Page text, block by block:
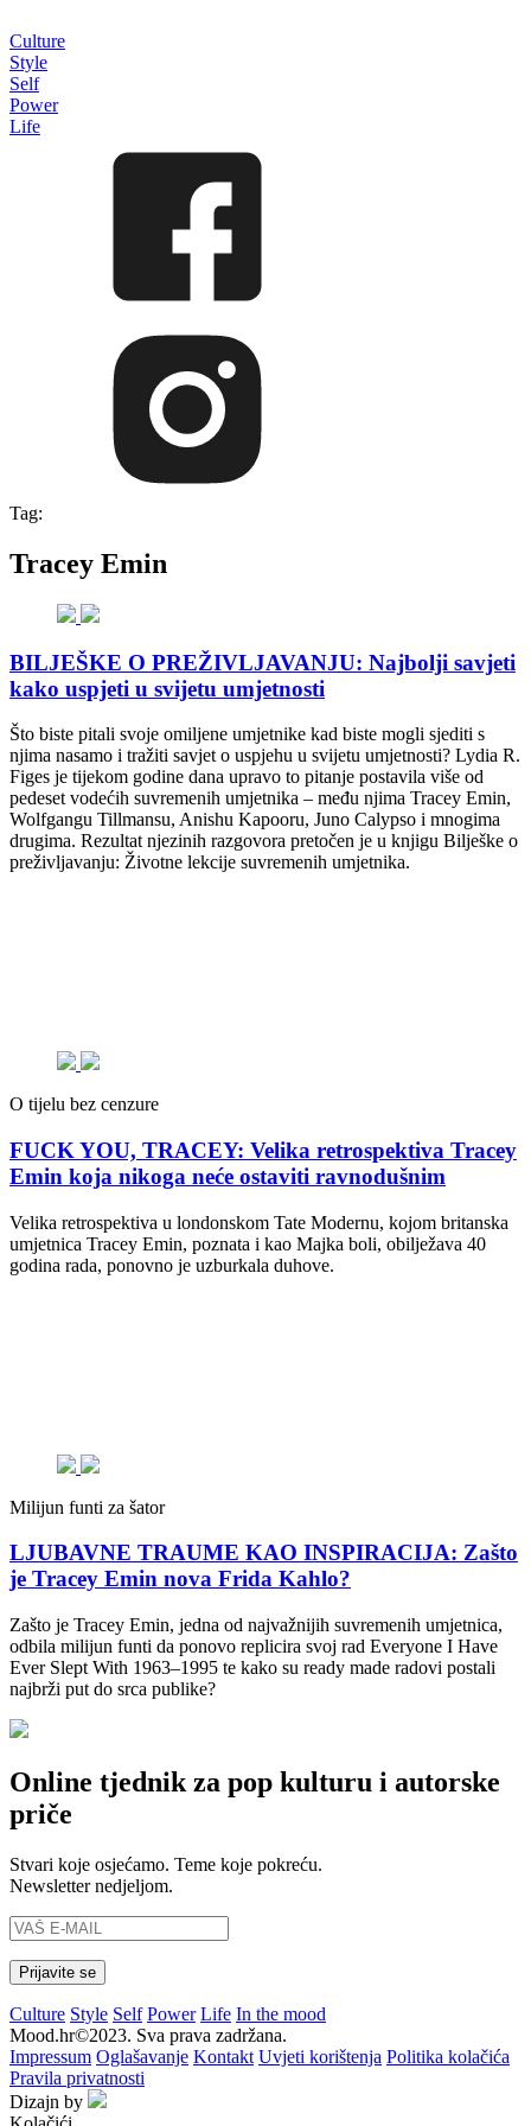
Culture
Style
Self
Power
Life
Tag:
Tracey Emin
BILJEŠKE O PREŽIVLJAVANJU: Najbolji savjeti
kako uspjeti u svijetu umjetnosti
Što biste pitali svoje omiljene umjetnike kad biste mogli sjediti s
njima nasamo i tražiti savjet o uspjehu u svijetu umjetnosti? Lydia R.
Figes je tijekom godine dana upravo to pitanje postavila više od
pedeset vodećih suvremenih umjetnika – među njima Tracey Emin,
Wolfgangu Tillmansu, Anishu Kapooru, Juno Calypso i mnogima
drugima. Rezultat njezinih razgovora pretočen je u knjigu Bilješke o
preživljavanju: Životne lekcije suvremenih umjetnika.
O tijelu bez cenzure
FUCK YOU, TRACEY: Velika retrospektiva Tracey
Emin koja nikoga neće ostaviti ravnodušnim
Velika retrospektiva u londonskom Tate Modernu, kojom britanska
umjetnica Tracey Emin, poznata i kao Majka boli, obilježava 40
godina rada, ponovno je uzburkala duhove.
Milijun funti za šator
LJUBAVNE TRAUME KAO INSPIRACIJA: Zašto
je Tracey Emin nova Frida Kahlo?
Zašto je Tracey Emin, jedna od najvažnijih suvremenih umjetnica,
odbila milijun funti da ponovo replicira svoj rad Everyone I Have
Ever Slept With 1963–1995 te kako su ready made radovi postali
najbrži put do srca publike?
Online tjednik za pop kulturu i autorske
priče
Stvari koje osjećamo. Teme koje pokreću.
Newsletter nedjeljom.
Culture Style Self Power Life In the mood
Mood.hr©2023. Sva prava zadržana.
Impressum Oglašavanje Kontakt Uvjeti korištenja Politika kolačića
Pravila privatnosti
Dizajn by